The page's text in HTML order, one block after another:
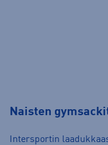
Naisten
Intersportin